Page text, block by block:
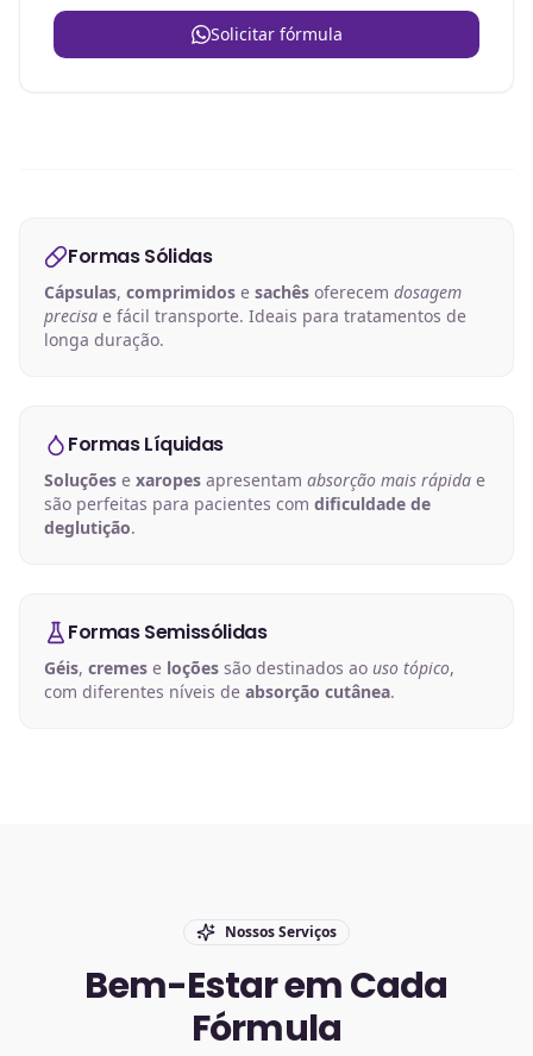
Solicitar fórmula
Formas Sólidas
Cápsulas, comprimidos e sachês oferecem dosagem
precisa e fácil transporte. Ideais para tratamentos de
longa duração.
Formas Líquidas
Soluções e xaropes apresentam absorção mais rápida e
são perfeitas para pacientes com dificuldade de
deglutição.
Formas Semissólidas
Géis, cremes e loções são destinados ao uso tópico,
com diferentes níveis de absorção cutânea.
Nossos Serviços
Bem-Estar em Cada
Fórmula